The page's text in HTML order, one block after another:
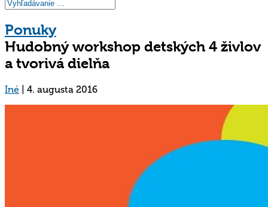
Ponuky
Hudobný workshop detských 4 živlov
a tvorivá dielňa
Iné 4. augusta 2016